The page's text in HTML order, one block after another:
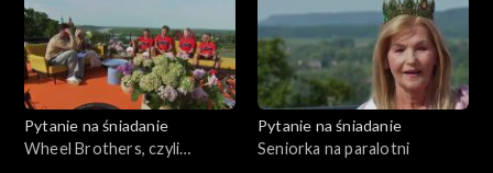
Pytanie na śniadanie
Wheel Brothers, czyli
Pytanie na śniadanie
Seniorka na paralotni